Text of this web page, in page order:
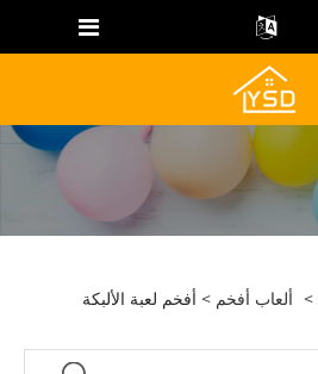
> ألعاب أفخم > أفخم لعبة الألبكة